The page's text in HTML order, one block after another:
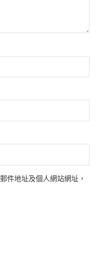
件地址及個人網站網址，